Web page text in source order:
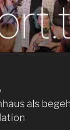
der Kunst
als